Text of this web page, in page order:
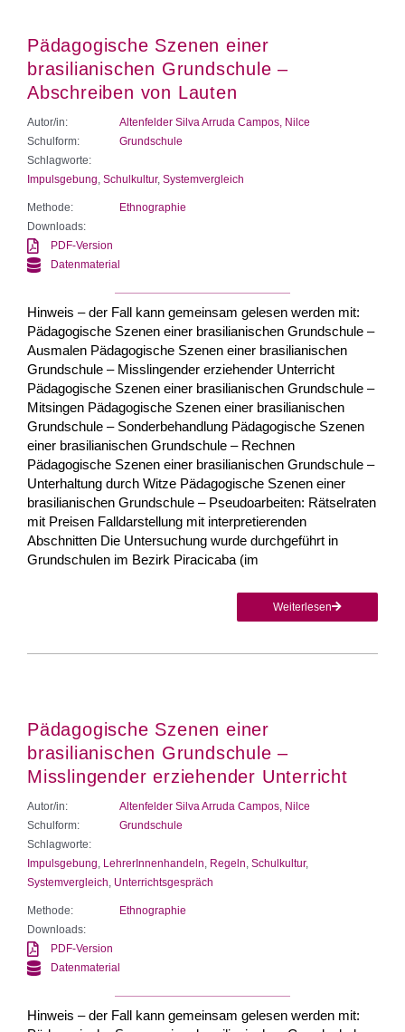
Pädagogische Szenen einer
brasilianischen Grundschule –
Abschreiben von Lauten
Autor/in:
Altenfelder Silva Arruda Campos, Nilce
Schulform:
Grundschule
Schlagworte:
Impulsgebung Schulkultur, Systemvergleich
Methode:
Ethnographie
Downloads:
PDF-Version
Datenmaterial
Hinweis – der Fall kann gemeinsam gelesen werden mit:
Pädagogische Szenen einer brasilianischen Grundschule –
Ausmalen Pädagogische Szenen einer brasilianischen
Grundschule – Misslingender erziehender Unterricht
Pädagogische Szenen einer brasilianischen Grundschule –
Mitsingen Pädagogische Szenen einer brasilianischen
Grundschule – Sonderbehandlung Pädagogische Szenen
einer brasilianischen Grundschule – Rechnen
Pädagogische Szenen einer brasilianischen Grundschule –
Unterhaltung durch Witze Pädagogische Szenen einer
brasilianischen Grundschule – Pseudoarbeiten: Rätselraten
mit Preisen Falldarstellung mit interpretierenden
Abschnitten Die Untersuchung wurde durchgeführt in
Grundschulen im Bezirk Piracicaba (im
Weiterlesen
Pädagogische Szenen einer
brasilianischen Grundschule –
Misslingender erziehender Unterricht
Autor/in:
Altenfelder Silva Arruda Campos, Nilce
Schulform:
Grundschule
Schlagworte:
Impulsgebung LehrerInnenhandeln Regeln Schulkultur,
Systemvergleich Unterrichtsgespräch
Methode:
Ethnographie
Downloads:
PDF-Version
Datenmaterial
Hinweis – der Fall kann gemeinsam gelesen werden mit: